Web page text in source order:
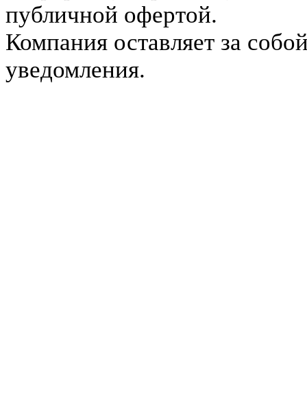
публичной офертой.
Компания оставляет за
уведомления.